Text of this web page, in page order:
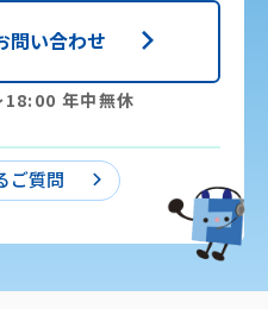
問い合わせ
年中無休
ご質問